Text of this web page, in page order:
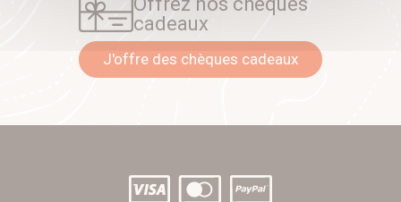
cadeaux
J'offre des chèques cadeaux